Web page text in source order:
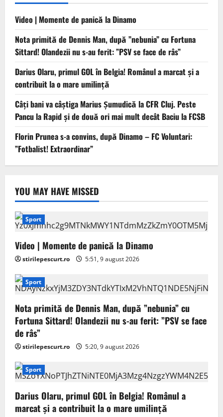
Video | Momente de panică la Dinamo
Nota primită de Dennis Man, după ”nebunia” cu Fortuna
Sittard! Olandezii nu s-au ferit: ”PSV se face de râs”
Darius Olaru, primul GOL în Belgia! Românul a marcat și a
contribuit la o mare umilință
Câți bani va câștiga Marius Șumudică la CFR Cluj. Peste
Pancu la Rapid și de două ori mai mult decât Baciu la FCSB
Florin Prunea s-a convins, după Dinamo – FC Voluntari:
”Fotbalist! Extraordinar”
YOU MAY HAVE MISSED
Sport
Video | Momente de panică la Dinamo
stirilepescurt.ro 5:51, 9 august 2026
Sport
Nota primită de Dennis Man, după ”nebunia” cu
Fortuna Sittard! Olandezii nu s-au ferit: ”PSV se face
de râs”
stirilepescurt.ro 5:20, 9 august 2026
Sport
Darius Olaru, primul GOL în Belgia! Românul a
marcat și a contribuit la o mare umilință